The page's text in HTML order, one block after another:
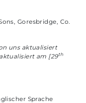
Goresbridge, Co.
uns aktualisiert
am [29th
Sprache